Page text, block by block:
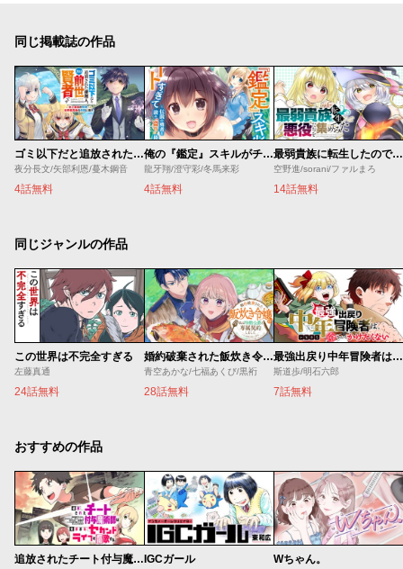
同じ掲載誌の作品
ゴミ以下だと追放された使用人、実は前世賢者です ～史上最強の賢者、世界最高峰の学園に通う～
夜分長文/矢部利恩/蔓木鋼音
4話無料
俺の『鑑定』スキルがチートすぎて
龍牙翔/澄守彩/冬馬来彩
4話無料
最弱貴族に転生したので悪役たちを集めてみた
空野進/sorani/ファルまろ
14話無料
同じジャンルの作品
この世界は不完全すぎる
左藤真通
24話無料
婚約破棄された飯炊き令嬢の私は冷酷公爵と専属契約しました～ですが胃袋を掴んだ結果、冷たかった公爵様がどんどん優しくなっています～
青空あかな/七福あくび/黒裄
28話無料
最強出戻り中年冒険者は、今さら命なんてかけたくない
斯道歩/明石六郎
7話無料
おすすめの作品
追放されたチート付与魔術師は気ままなセカンドライフを謳歌する。 ～俺は武器だけじゃなく、あらゆるものに『強化ポイント』を付与できるし、俺の意思でいつでも効果を解除できるけど、残った人たち大丈夫？～IGCガール Wちゃん。